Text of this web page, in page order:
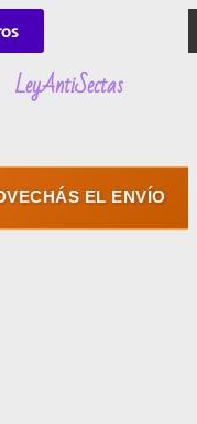
LeyAntiSectas
EL ENVÍO ★ 📦